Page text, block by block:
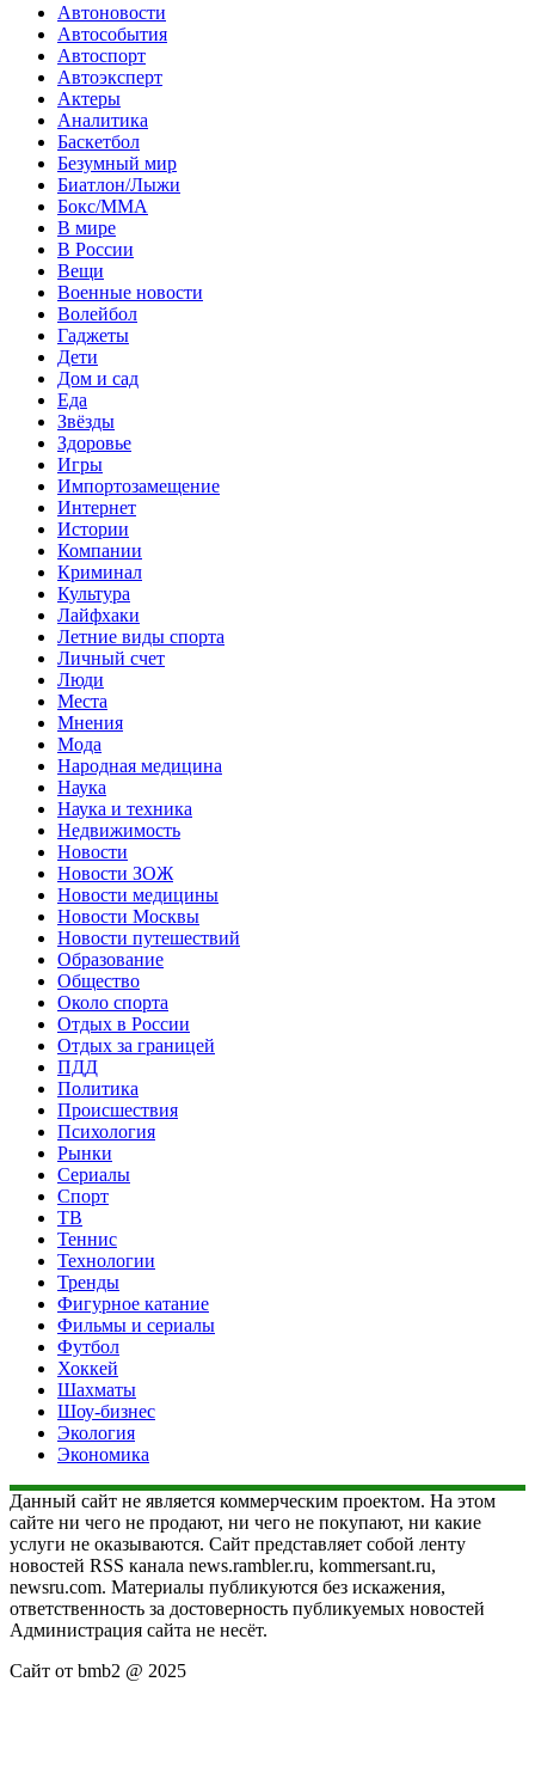
Автоновости
Автособытия
Автоспорт
Автоэксперт
Актеры
Аналитика
Баскетбол
Безумный мир
Биатлон/Лыжи
Бокс/MMA
В мире
В России
Вещи
Военные новости
Волейбол
Гаджеты
Дети
Дом и сад
Еда
Звёзды
Здоровье
Игры
Импортозамещение
Интернет
Истории
Компании
Криминал
Культура
Лайфхаки
Летние виды спорта
Личный счет
Люди
Места
Мнения
Мода
Народная медицина
Наука
Наука и техника
Недвижимость
Новости
Новости ЗОЖ
Новости медицины
Новости Москвы
Новости путешествий
Образование
Общество
Около спорта
Отдых в России
Отдых за границей
ПДД
Политика
Происшествия
Психология
Рынки
Сериалы
Спорт
ТВ
Теннис
Технологии
Тренды
Фигурное катание
Фильмы и сериалы
Футбол
Хоккей
Шахматы
Шоу-бизнес
Экология
Экономика
Данный сайт не является коммерческим проектом. На этом
сайте ни чего не продают, ни чего не покупают, ни какие
услуги не оказываются. Сайт представляет собой ленту
новостей RSS канала news.rambler.ru, kommersant.ru,
newsru.com. Материалы публикуются без искажения,
ответственность за достоверность публикуемых новостей
Администрация сайта не несёт.
Сайт от bmb2 @ 2025